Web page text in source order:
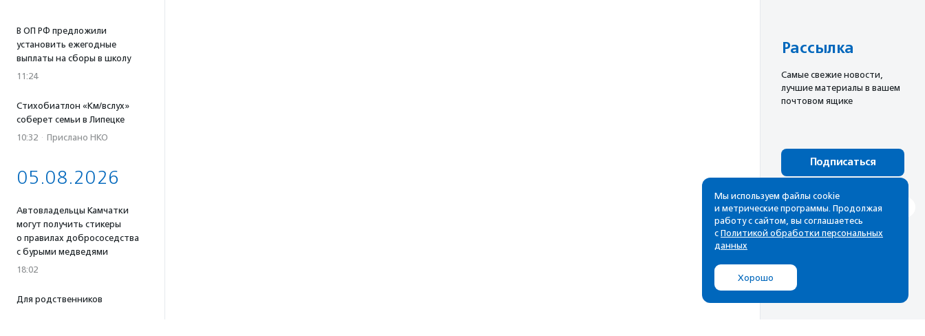
В ОП РФ предложили
установить ежегодные
выплаты на сборы в школу
11:24
Стихобиатлон «Км/вслух»
соберет семьи в Липецке
10:32 · Прислано НКО
05.08.2026
Автовладельцы Камчатки
могут получить стикеры
о правилах добрососедства
с бурыми медведями
18:02
Для родственников
Рассылка
Cамые свежие новости,
лучшие материалы в вашем
почтовом ящике
Подписаться
Мы используем файлы cookie
и метрические программы. Продолжая
работу с сайтом, вы соглашаетесь
с Политикой обработки персональных
данных
Хорошо